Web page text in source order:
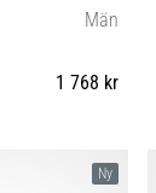
Män
1 768 kr
46 46⅔ 47⅓
Ny